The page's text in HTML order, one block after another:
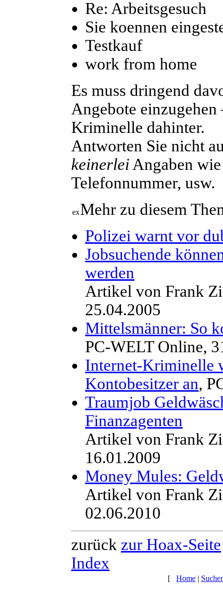
Re: Arbeitsgesuch
Sie koennen
Testkauf
work from home
Es muss dringend
Angebote
Kriminelle dahinter.
Antworten Sie nicht
keinerlei Angaben
Telefonnummer, usw.
Mehr zu diesem
Polizei warnt vor
Jobsuchende
werden
Artikel von Frank
25.04.2005
Mittelsmänner: So
PC-WELT Online,
Internet-Kriminelle
Kontobesitzer an,
Traumjob
Finanzagenten
Artikel von Frank
16.01.2009
Money Mules:
Artikel von Frank
02.06.2010
zurück zur Hoax-Seite
Index
[ Home |